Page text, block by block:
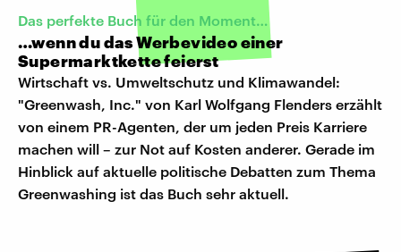
Das perfekte Buch für den Moment…
…wenn du das Werbevideo einer
Supermarktkette feierst
Wirtschaft vs. Umweltschutz und Klimawandel:
"Greenwash, Inc." von Karl Wolfgang Flenders erzählt
von einem PR-Agenten, der um jeden Preis Karriere
machen will – zur Not auf Kosten anderer. Gerade im
Hinblick auf aktuelle politische Debatten zum Thema
Greenwashing ist das Buch sehr aktuell.